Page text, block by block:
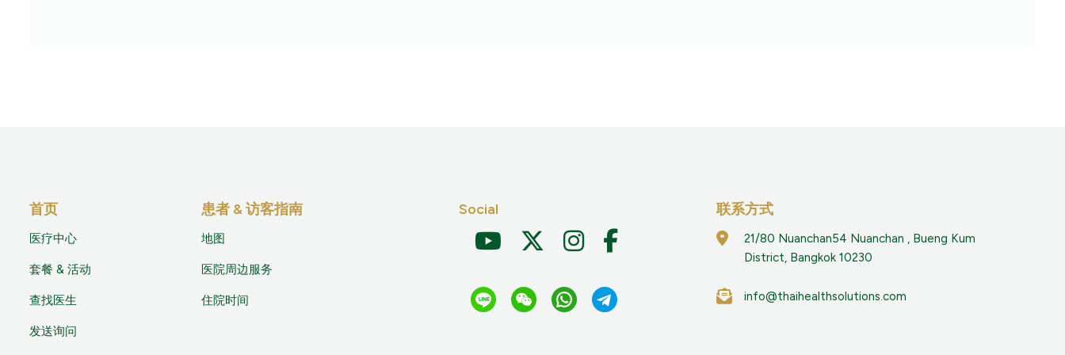
首页
医疗中心
套餐 & 活动
查找医生
发送询问
患者 & 访客指南
地图
医院周边服务
住院时间
Social 联系方式
21/80 Nuanchan54 Nuanchan , Bueng Kum
District, Bangkok 10230
info@thaihealthsolutions.com